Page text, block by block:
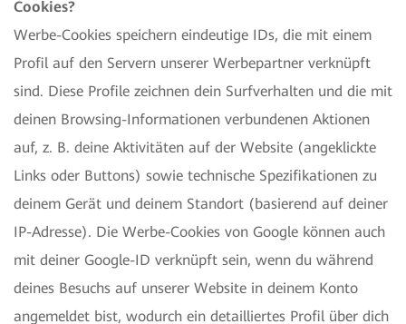
Cookies?
Werbe-Cookies speichern eindeutige IDs, die mit einem
Profil auf den Servern unserer Werbepartner verknüpft
sind. Diese Profile zeichnen dein Surfverhalten und die mit
deinen Browsing-Informationen verbundenen Aktionen
auf, z. B. deine Aktivitäten auf der Website (angeklickte
Links oder Buttons) sowie technische Spezifikationen zu
deinem Gerät und deinem Standort (basierend auf deiner
IP-Adresse). Die Werbe-Cookies von Google können auch
mit deiner Google-ID verknüpft sein, wenn du während
deines Besuchs auf unserer Website in deinem Konto
angemeldet bist, wodurch ein detailliertes Profil über dich